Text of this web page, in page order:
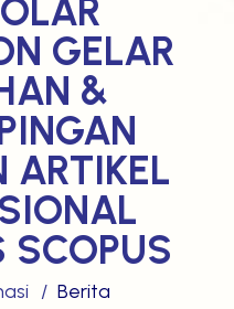
GELAR
&
ARTIKEL
SCOPUS
Berita